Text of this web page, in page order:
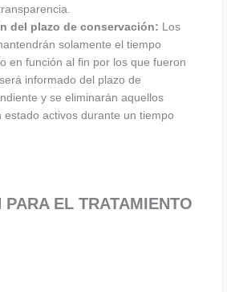
del plazo de conservación: Los
solamente el tiempo
en función al fin por los que fueron
informado del plazo de
y se eliminarán aquellos
estado activos durante un tiempo
EL TRATAMIENTO